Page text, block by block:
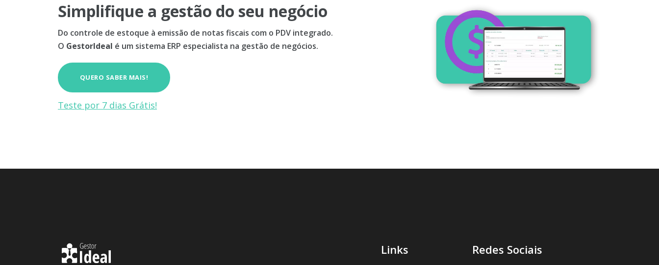
Simplifique a gestão do seu negócio
Do controle de estoque à emissão de notas fiscais com o PDV integrado.
O GestorIdeal é um sistema ERP especialista na gestão de negócios.
QUERO SABER MAIS!
Teste por 7 dias Grátis!
Links Redes Sociais